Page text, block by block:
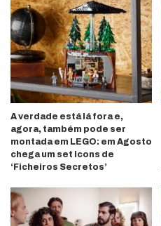
A verdade está lá fora e,
agora, também pode ser
montada em LEGO: em Agosto
chega um set Icons de
‘Ficheiros Secretos’